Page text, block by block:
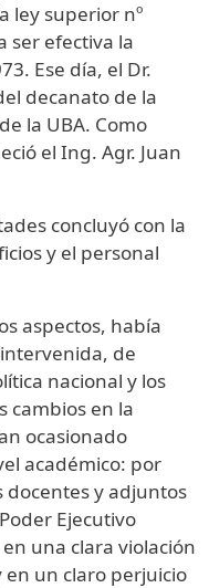
ley superior nº
ser efectiva la
Ese día, el Dr.
decanato de la
la UBA. Como
el Ing. Agr. Juan
concluyó con la
y el personal
aspectos, había
de
nacional y los
cambios en la
ocasionado
académico: por
docentes y adjuntos
Ejecutivo
una clara violación
un claro perjuicio